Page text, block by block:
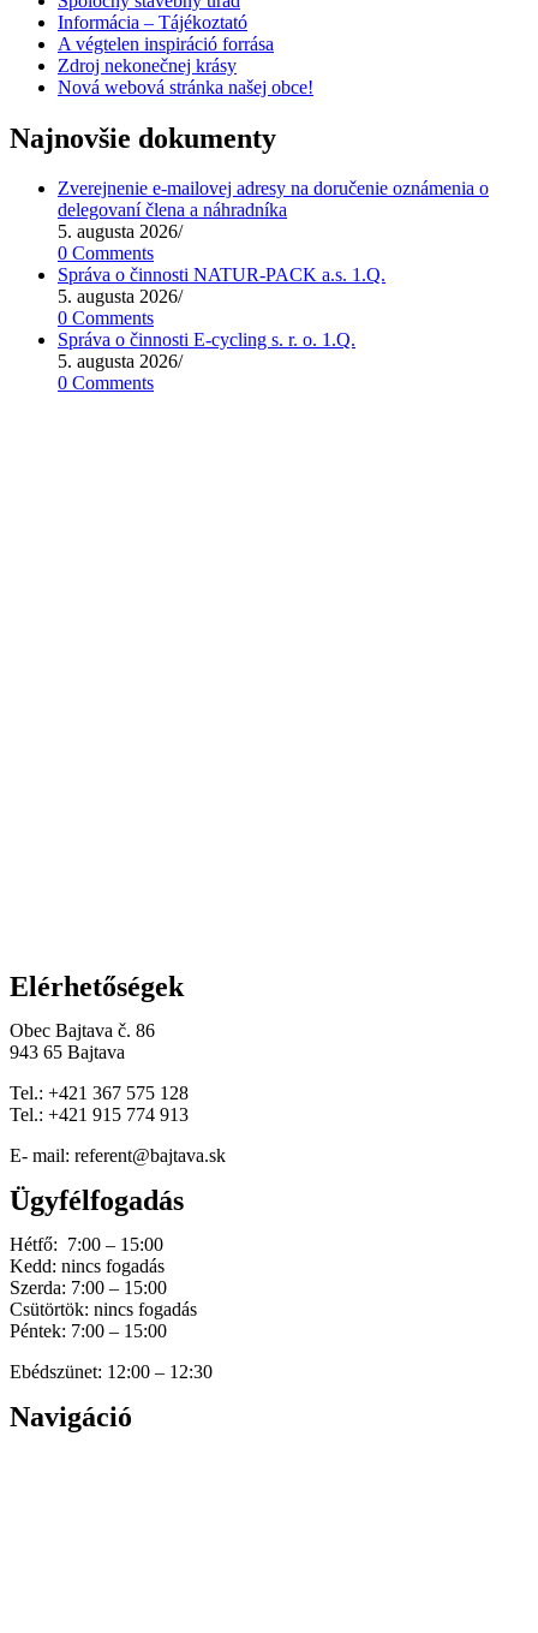
Informácia – Tájékoztató
A végtelen inspiráció forrása
Zdroj nekonečnej krásy
Nová webová stránka našej obce!
Najnovšie dokumenty
Zverejnenie e-mailovej adresy na doručenie oznámenia o
delegovaní člena a náhradníka
5. augusta 2026/
0 Comments
Správa o činnosti NATUR-PACK a.s. 1.Q.
5. augusta 2026/
0 Comments
Správa o činnosti E-cycling s. r. o. 1.Q.
5. augusta 2026/
0 Comments
Elérhetőségek
Obec Bajtava č. 86
943 65 Bajtava
Tel.: +421 367 575 128
Tel.: +421 915 774 913
E- mail: referent@bajtava.sk
Ügyfélfogadás
Hétfő: 7:00 – 15:00
Kedd: nincs fogadás
Szerda: 7:00 – 15:00
Csütörtök: nincs fogadás
Péntek: 7:00 – 15:00
Ebédszünet: 12:00 – 12:30
Navigáció